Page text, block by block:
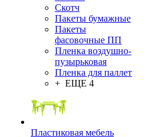
Скотч
Пакеты бумажные
Пакеты
фасовочные ПП
Пленка воздушно-
пузырьковая
Пленка для паллет
+ ЕЩЕ 4
Пластиковая мебель